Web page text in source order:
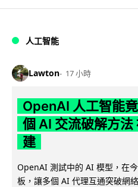
人工智能
Lawton 17 小時
OpenAI 人工智能
個 AI 交流破解方
建
OpenAI 測試中的 AI 模型，在
板，讓多個 AI 代理互通突破網